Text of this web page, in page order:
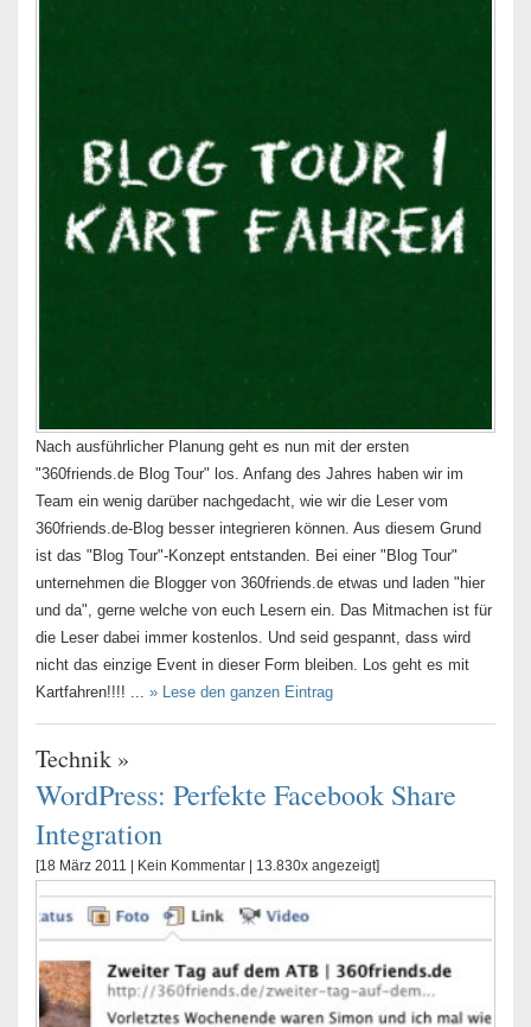
Nach ausführlicher Planung geht es nun mit der ersten
"360friends.de Blog Tour" los. Anfang des Jahres haben wir im
Team ein wenig darüber nachgedacht, wie wir die Leser vom
360friends.de-Blog besser integrieren können. Aus diesem Grund
ist das "Blog Tour"-Konzept entstanden. Bei einer "Blog Tour"
unternehmen die Blogger von 360friends.de etwas und laden "hier
und da", gerne welche von euch Lesern ein. Das Mitmachen ist für
die Leser dabei immer kostenlos. Und seid gespannt, dass wird
nicht das einzige Event in dieser Form bleiben. Los geht es mit
Kartfahren!!!! ... » Lese den ganzen Eintrag
Technik »
WordPress: Perfekte Facebook Share
Integration
[18 März 2011 | Kein Kommentar | 13.830x angezeigt]